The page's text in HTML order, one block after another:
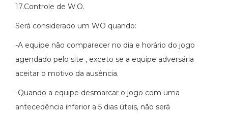
17.Controle de W.O.
Será considerado um WO quando:
-A equipe não comparecer no dia e horário do jogo
agendado pelo site , exceto se a equipe adversária
aceitar o motivo da ausência.
-Quando a equipe desmarcar o jogo com uma
antecedência inferior a 5 dias úteis, não será